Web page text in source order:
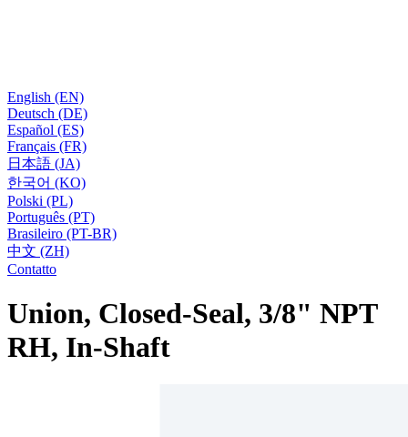
English (EN)
Deutsch (DE)
Español (ES)
Français (FR)
日本語 (JA)
한국어 (KO)
Polski (PL)
Português (PT)
Brasileiro (PT-BR)
中文 (ZH)
Contatto
Union, Closed-Seal, 3/8" NPT
RH, In-Shaft